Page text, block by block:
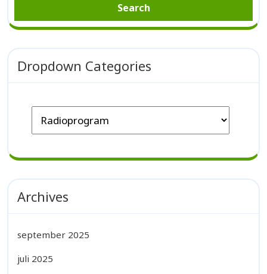
Dropdown Categories
Archives
september 2025
juli 2025